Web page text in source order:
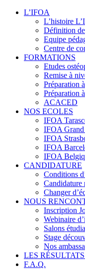
L’IFOA
L’histoire
Définition
Equipe
Centre de
FORMATIONS
Etudes
Remise à
Préparation
Préparation
ACACED
NOS ECOLES
IFOA
IFOA Grand
IFOA
IFOA
IFOA
CANDIDATURE
Conditions
Candidature
Changer
NOUS
Inscription
Webinaire
Salons
Stage
Nos
LES
F.A.Q.